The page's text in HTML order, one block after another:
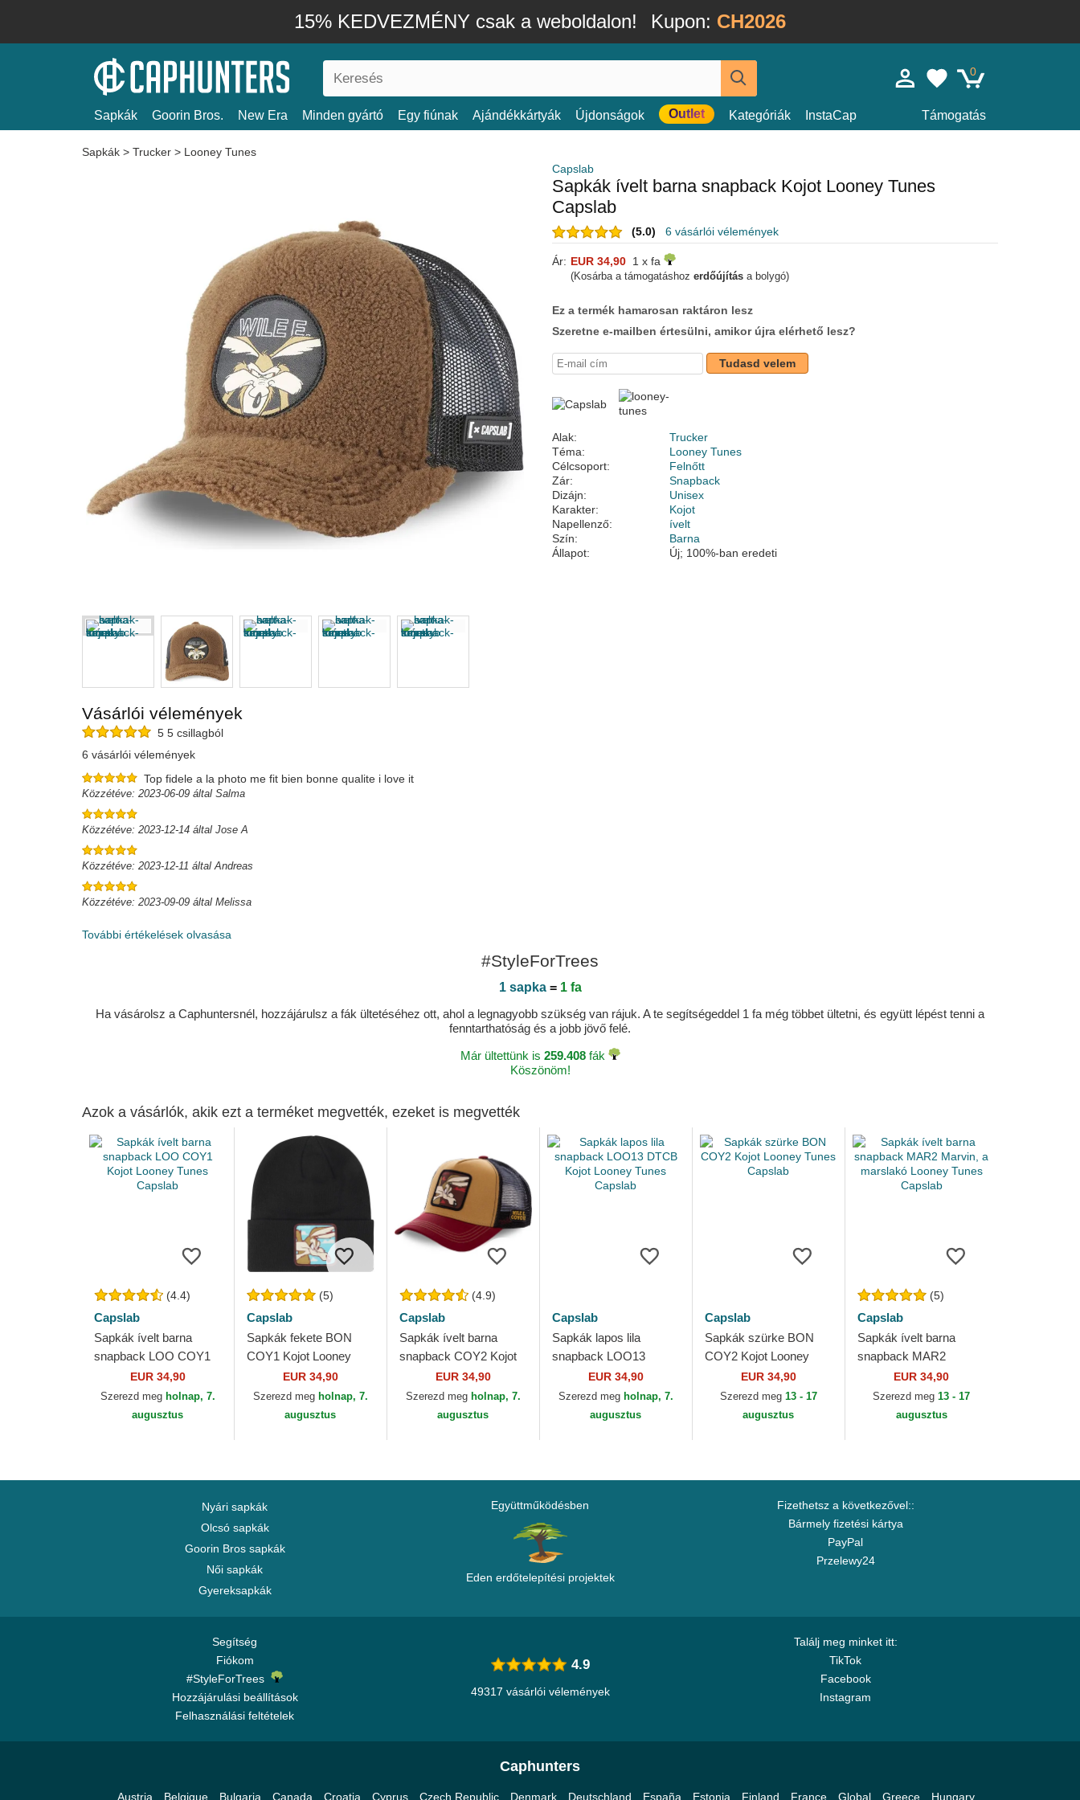
15% KEDVEZMÉNY csak a weboldalon! Kupon: CH2026
0
Sapkák Goorin Bros. New Era Minden gyártó Egy fiúnak Ajándékkártyák Újdonságok Outlet Kategóriák InstaCap Támogatás
Sapkák > Trucker > Looney Tunes
Capslab
Sapkák ívelt barna snapback Kojot Looney Tunes
Capslab
(5.0) 6 vásárlói vélemények
Ár: EUR 34,90 1 x fa
(Kosárba a támogatáshoz erdőújítás a bolygó)
Ez a termék hamarosan raktáron lesz
Szeretne e-mailben értesülni, amikor újra elérhető lesz?
Tudasd velem
Alak:
Trucker
Téma:
Looney Tunes
Célcsoport:
Felnőtt
Zár:
Snapback
Dizájn:
Unisex
Karakter:
Kojot
Napellenző:
ívelt
Szín:
Barna
Állapot:
Új; 100%-ban eredeti
Vásárlói vélemények
5 5 csillagból
6 vásárlói vélemények
Top fidele a la photo me fit bien bonne qualite i love it
Közzétéve: 2023-06-09 által Salma
Közzétéve: 2023-12-14 által Jose A
Közzétéve: 2023-12-11 által Andreas
Közzétéve: 2023-09-09 által Melissa
További értékelések olvasása
#StyleForTrees
1 sapka= 1 fa
Ha vásárolsz a Caphuntersnél, hozzájárulsz a fák ültetéséhez ott, ahol a legnagyobb szükség van rájuk. A te segítségeddel 1 fa még többet ültetni, és együtt lépést tenni a
fenntarthatóság és a jobb jövő felé.
Már ültettünk is 259.408fák
Köszönöm!
Azok a vásárlók, akik ezt a terméket megvették, ezeket is megvették
(4.4)
Capslab
Sapkák ívelt barna
snapback LOO COY1
Kojot Looney Tunes
Capslab
EUR 34,90
Szerezd meg holnap, 7.
augusztus
(5)
Capslab
Sapkák fekete BON
COY1 Kojot Looney
Tunes Capslab
EUR 34,90
Szerezd meg holnap, 7.
augusztus
(4.9)
Capslab
Sapkák ívelt barna
snapback COY2 Kojot
Looney Tunes Capslab
EUR 34,90
Szerezd meg holnap, 7.
augusztus
Capslab
Sapkák lapos lila
snapback LOO13
DTCB Kojot Looney
Tunes Capslab
EUR 34,90
Szerezd meg holnap, 7.
augusztus
Capslab
Sapkák szürke BON
COY2 Kojot Looney
Tunes Capslab
EUR 34,90
Szerezd meg 13 - 17
augusztus
(5)
Capslab
Sapkák ívelt barna
snapback MAR2
Marvin, a marslakó
Looney Tunes Capslab
EUR 34,90
Szerezd meg13 - 17
augusztus
Nyári sapkák
Olcsó sapkák
Goorin Bros sapkák
Női sapkák
Gyereksapkák
Együttműködésben
Eden erdőtelepítési projektek
Fizethetsz a következővel::
Bármely fizetési kártya
PayPal
Przelewy24
Segítség
Fiókom
#StyleForTrees
Hozzájárulási beállítások
Felhasználási feltételek
Találj meg minket itt:
TikTok
Facebook
Instagram
4.9
49317 vásárlói vélemények
Caphunters
Austria Belgique Bulgaria Canada Croatia Cyprus Czech Republic Denmark Deutschland España Estonia Finland France Global Greece Hungary